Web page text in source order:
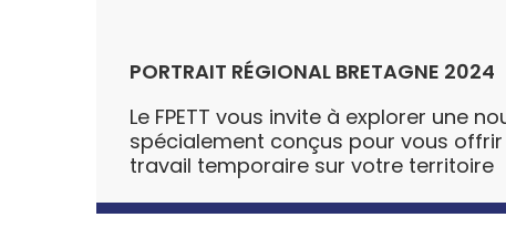
PORTRAIT RÉGIONAL BRETAGNE 2024
Le FPETT vous invite à explorer une
spécialement conçus pour vous
travail temporaire sur votre territoire